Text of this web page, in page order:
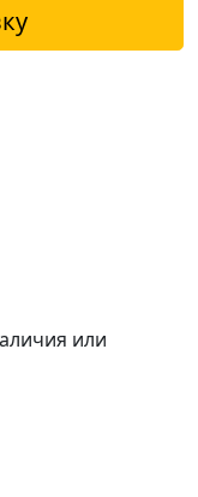
или